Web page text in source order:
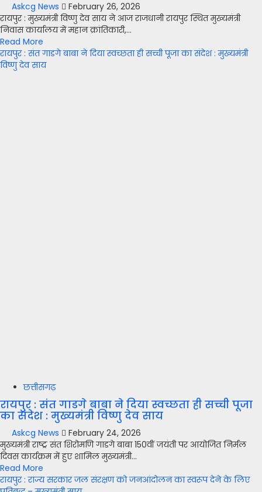
Askcg News
February 26, 2026
रायपुर : मुख्यमंत्री विष्णु देव साय ने आज राजधानी रायपुर स्थित मुख्यमंत्री
निवास कार्यालय में महान क्रांतिकारी,...
Read More
रायपुर : संत गाडगे बाबा ने दिया स्वच्छता ही सच्ची पूजा का संदेश : मुख्यमंत्री
विष्णु देव साय
छत्तीसगढ़
रायपुर : संत गाडगे बाबा ने दिया स्वच्छता ही सच्ची पूजा
का संदेश : मुख्यमंत्री विष्णु देव साय
Askcg News
February 24, 2026
मुख्यमंत्री राष्ट्र संत शिरोमणि गाडगे बाबा 150वीं जयंती पर आयोजित निर्मल
दिवस कार्यक्रम में हुए शामिल मुख्यमंत्री...
Read More
रायपुर : राज्य सरकार जल संरक्षण को जनआंदोलन का स्वरूप देने के लिए